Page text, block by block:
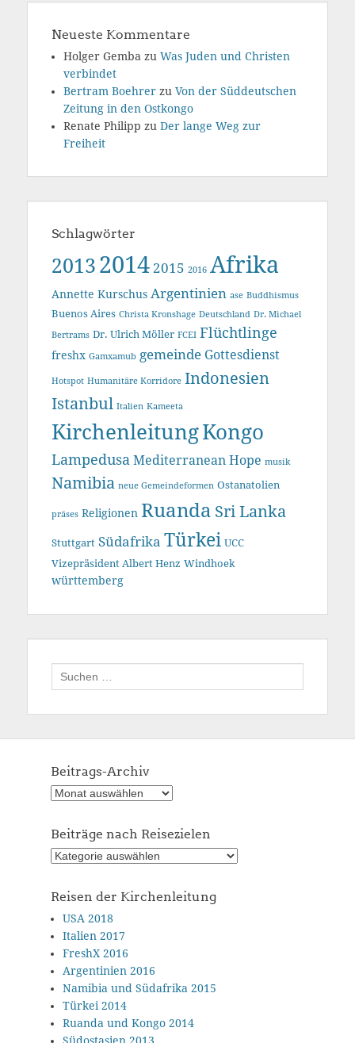
Neueste Kommentare
Holger Gemba zu Was Juden und Christen
verbindet
Bertram Boehrer zu Von der Süddeutschen
Zeitung in den Ostkongo
Renate Philipp zu Der lange Weg zur
Freiheit
Schlagwörter
2013 2014 2015 2016 Afrika
Annette Kurschus Argentinien ase Buddhismus
Buenos Aires Christa Kronshage Deutschland Dr. Michael
Bertrams Dr. Ulrich Möller FCEI Flüchtlinge
freshx Gamxamub gemeinde Gottesdienst
Hotspot Humanitäre Korridore Indonesien
Istanbul Italien Kameeta
KirchenleitungKongo
Lampedusa Mediterranean Hope musik
Namibia neue Gemeindeformen Ostanatolien
präses Religionen Ruanda Sri Lanka
Stuttgart Südafrika Türkei UCC
Vizepräsident Albert Henz Windhoek
württemberg
Suchen
nach:
Beitrags-Archiv
Beitrags-
Beiträge nach Reisezielen
Beiträge
Reisezielen
Reisen der Kirchenleitung
USA 2018
Italien 2017
FreshX 2016
Argentinien 2016
Namibia und Südafrika 2015
Türkei 2014
Ruanda und Kongo 2014